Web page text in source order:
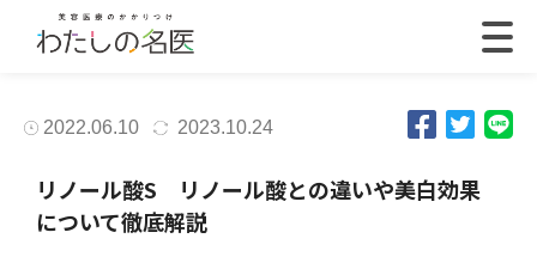
2022.06.10 2023.10.24
リノール酸S リノール酸との違いや美白効果
について徹底解説